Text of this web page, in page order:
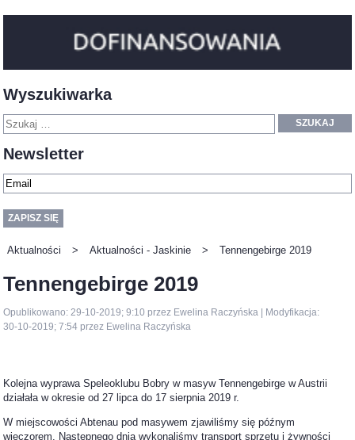
Wyszukiwarka
SZUKAJ
Newsletter
Aktualności > Aktualności - Jaskinie > Tennengebirge 2019
Tennengebirge 2019
Opublikowano: 29-10-2019; 9:10 przez Ewelina Raczyńska | Modyfikacja:
30-10-2019; 7:54 przez Ewelina Raczyńska
Kolejna wyprawa Speleoklubu Bobry w masyw Tennengebirge w Austrii
działała w okresie od 27 lipca do 17 sierpnia 2019 r.
W miejscowości Abtenau pod masywem zjawiliśmy się późnym
wieczorem. Następnego dnia wykonaliśmy transport sprzętu i żywności